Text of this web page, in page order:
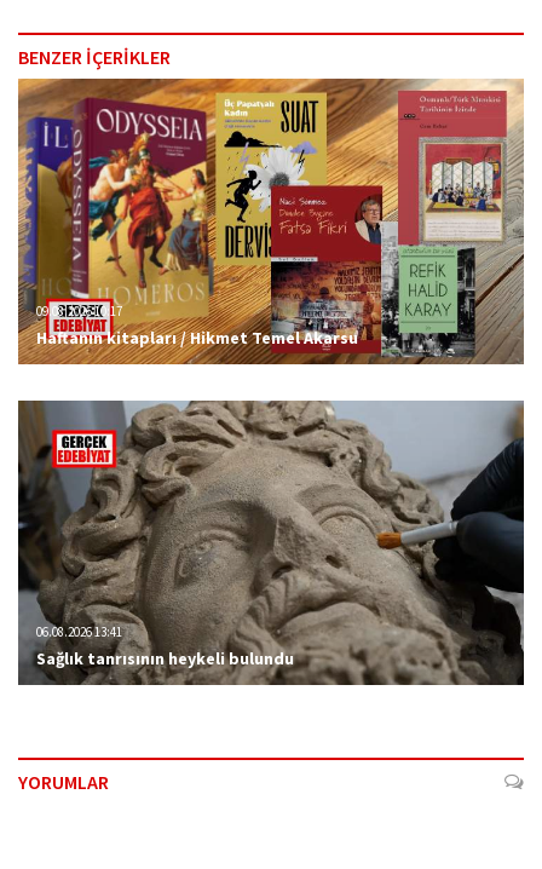
BENZER İÇERİKLER
09.08.2026 10:17
Haftanın kitapları / Hikmet Temel Akarsu
06.08.2026 13:41
Sağlık tanrısının heykeli bulundu
YORUMLAR